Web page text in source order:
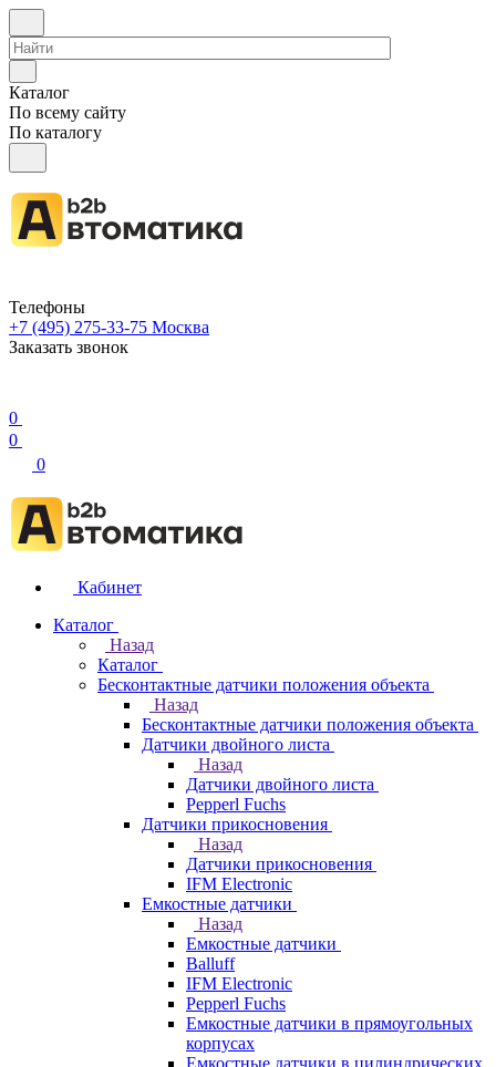
Каталог
По всему сайту
По каталогу
Телефоны
+7 (495) 275-33-75 Москва
Заказать звонок
0
0
0
Кабинет
Каталог
Назад
Каталог
Бесконтактные датчики положения объекта
Назад
Бесконтактные датчики положения объекта
Датчики двойного листа
Назад
Датчики двойного листа
Pepperl Fuchs
Датчики прикосновения
Назад
Датчики прикосновения
IFM Electronic
Емкостные датчики
Назад
Емкостные датчики
Balluff
IFM Electronic
Pepperl Fuchs
Емкостные датчики в прямоугольных
корпусах